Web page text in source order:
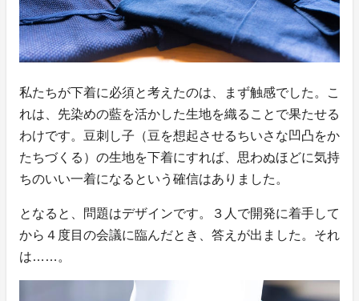
私たちが下着に必須と考えたのは、まず触感でした。こ
れは、先染めの藍を活かした生地を織ることで果たせる
わけです。豆刺し子（豆を想起させるちいさな凹凸をか
たちづくる）の生地を下着にすれば、思わぬほどに気持
ちのいい一着になるという確信はありました。
となると、問題はデザインです。３人で開発に着手して
から４度目の会議に臨んだとき、答えが出ました。それ
は……。